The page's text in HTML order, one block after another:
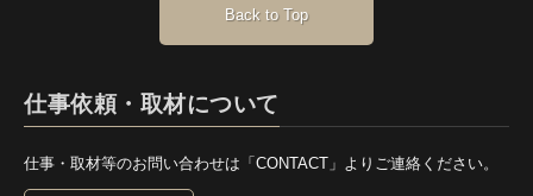
Back to Top
仕事依頼・取材について
仕事・取材等のお問い合わせは「CONTACT」よりご連絡ください。